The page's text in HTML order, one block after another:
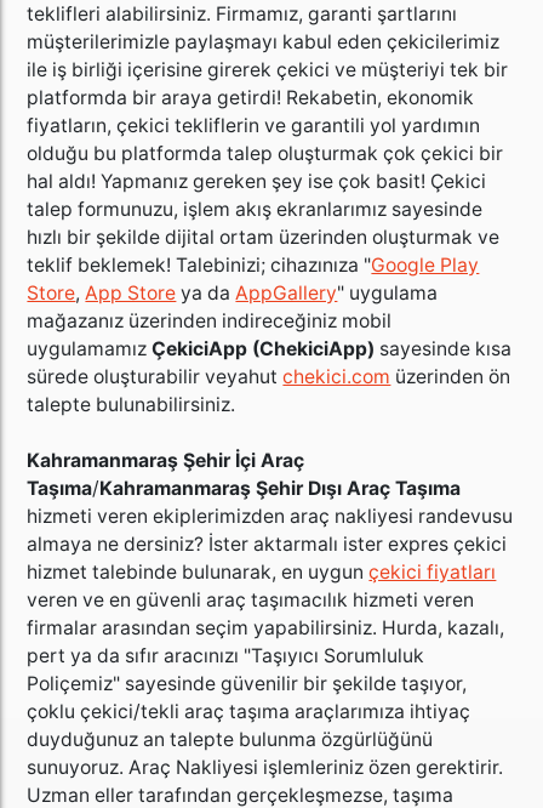
teklifleri alabilirsiniz. Firmamız, garanti şartlarını
müşterilerimizle paylaşmayı kabul eden çekicilerimiz
ile iş birliği içerisine girerek çekici ve müşteriyi tek bir
platformda bir araya getirdi! Rekabetin, ekonomik
fiyatların, çekici tekliflerin ve garantili yol yardımın
olduğu bu platformda talep oluşturmak çok çekici bir
hal aldı! Yapmanız gereken şey ise çok basit! Çekici
talep formunuzu, işlem akış ekranlarımız sayesinde
hızlı bir şekilde dijital ortam üzerinden oluşturmak ve
teklif beklemek! Talebinizi; cihazınıza "Google Play
Store,App Store ya daAppGallery" uygulama
mağazanız üzerinden indireceğiniz mobil
uygulamamızÇekiciApp (ChekiciApp) sayesinde kısa
sürede oluşturabilir veyahutchekici.com üzerinden ön
talepte bulunabilirsiniz.
Kahramanmaraş Şehir İçi Araç
Taşıma/Kahramanmaraş Şehir Dışı Araç Taşıma
hizmeti veren ekiplerimizden araç nakliyesi randevusu
almaya ne dersiniz? İster aktarmalı ister expres çekici
hizmet talebinde bulunarak, en uygunçekici fiyatları
veren ve en güvenli araç taşımacılık hizmeti veren
firmalar arasından seçim yapabilirsiniz. Hurda, kazalı,
pert ya da sıfır aracınızı "Taşıyıcı Sorumluluk
Poliçemiz" sayesinde güvenilir bir şekilde taşıyor,
çoklu çekici/tekli araç taşıma araçlarımıza ihtiyaç
duyduğunuz an talepte bulunma özgürlüğünü
sunuyoruz. Araç Nakliyesi işlemleriniz özen gerektirir.
Uzman eller tarafından gerçekleşmezse, taşıma